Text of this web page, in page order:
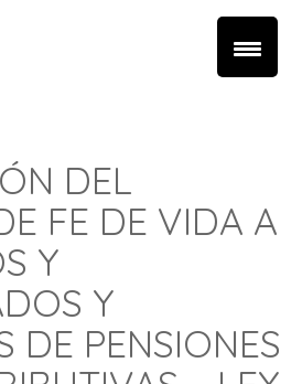
DEL
FE DE VIDA A
Y
Y
DE PENSIONES